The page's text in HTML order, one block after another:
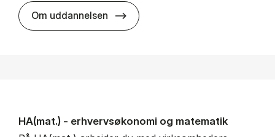
Om uddannelsen HA(kom.) - erhvervs­økonomi
HA(mat.) - erhvervs­økonomi og ma­te­ma­tik